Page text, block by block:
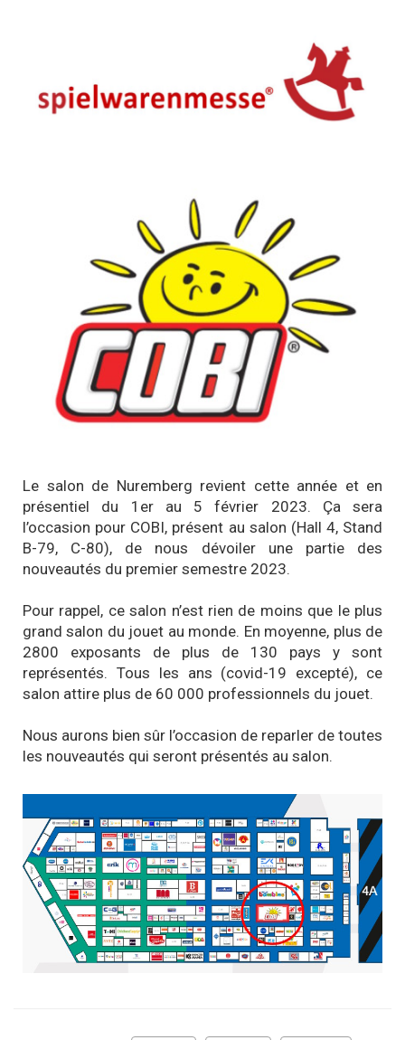
Le salon de Nuremberg revient cette année et en
présentiel du 1er au 5 février 2023. Ça sera
l’occasion pour COBI, présent au salon (Hall 4, Stand
B-79, C-80), de nous dévoiler une partie des
nouveautés du premier semestre 2023.
Pour rappel, ce salon n’est rien de moins que le plus
grand salon du jouet au monde. En moyenne, plus de
2800 exposants de plus de 130 pays y sont
représentés. Tous les ans (covid-19 excepté), ce
salon attire plus de 60 000 professionnels du jouet.
Nous aurons bien sûr l’occasion de reparler de toutes
les nouveautés qui seront présentés au salon.